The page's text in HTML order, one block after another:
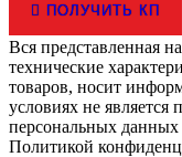
ПОЛУЧИТЬ КП
Вся представленная
технические
товаров, носит
условиях не
персональных данных
Политикой